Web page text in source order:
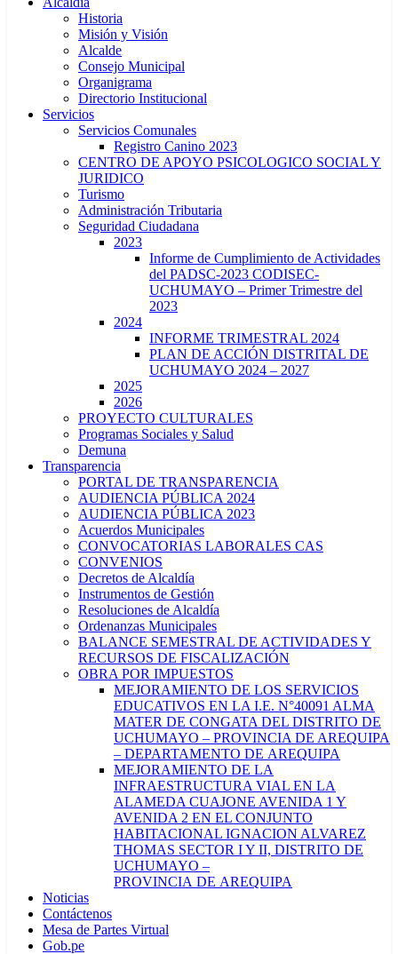
Historia
Misión y Visión
Alcalde
Consejo Municipal
Organigrama
Directorio Institucional
Servicios
Servicios Comunales
Registro Canino 2023
CENTRO DE APOYO PSICOLOGICO SOCIAL Y
JURIDICO
Turismo
Administración Tributaria
Seguridad Ciudadana
2023
Informe de Cumplimiento de Actividades
del PADSC-2023 CODISEC-
UCHUMAYO – Primer Trimestre del
2023
2024
INFORME TRIMESTRAL 2024
PLAN DE ACCIÓN DISTRITAL DE
UCHUMAYO 2024 – 2027
2025
2026
PROYECTO CULTURALES
Programas Sociales y Salud
Demuna
Transparencia
PORTAL DE TRANSPARENCIA
AUDIENCIA PÚBLICA 2024
AUDIENCIA PÚBLICA 2023
Acuerdos Municipales
CONVOCATORIAS LABORALES CAS
CONVENIOS
Decretos de Alcaldía
Instrumentos de Gestión
Resoluciones de Alcaldía
Ordenanzas Municipales
BALANCE SEMESTRAL DE ACTIVIDADES Y
RECURSOS DE FISCALIZACIÓN
OBRA POR IMPUESTOS
MEJORAMIENTO DE LOS SERVICIOS
EDUCATIVOS EN LA I.E. N°40091 ALMA
MATER DE CONGATA DEL DISTRITO DE
UCHUMAYO – PROVINCIA DE AREQUIPA
– DEPARTAMENTO DE AREQUIPA
MEJORAMIENTO DE LA
INFRAESTRUCTURA VIAL EN LA
ALAMEDA CUAJONE AVENIDA 1 Y
AVENIDA 2 EN EL CONJUNTO
HABITACIONAL IGNACION ALVAREZ
THOMAS SECTOR I Y II, DISTRITO DE
UCHUMAYO –
PROVINCIA DE AREQUIPA
Noticias
Contáctenos
Mesa de Partes Virtual
Gob.pe